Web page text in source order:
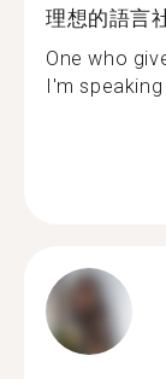
理想的語言
One who
I'm